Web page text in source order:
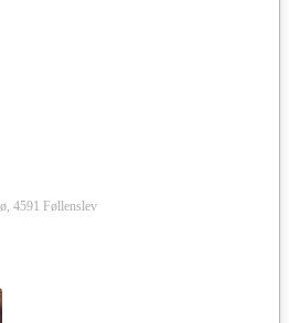
4591 Føllenslev